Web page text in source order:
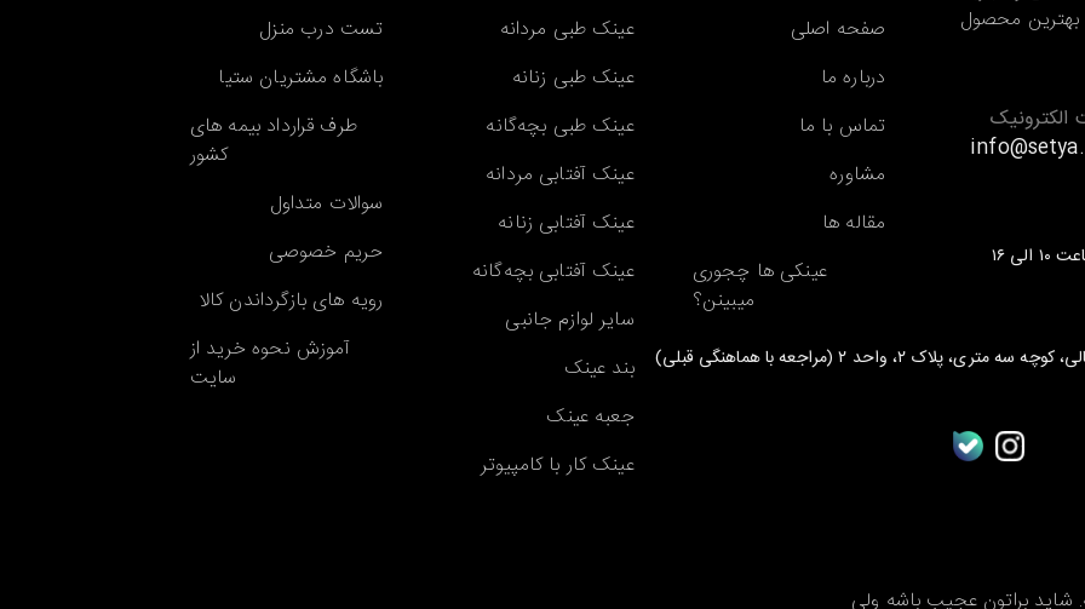
بهترین محصول
واحد ۲ (مراجعه با هماهنگی قبلی)
صفحه اصلی
درباره ما
تماس با ما
مشاوره
مقاله ها
عینکی ها چجوری
میبینن؟
عینک طبی مردانه
عینک طبی زنانه
عینک طبی بچه‌گانه
عینک آفتابی مردانه
عینک آفتابی زنانه
عینک آفتابی بچه‌گانه
سایر لوازم جانبی
بند عینک
جعبه عینک
عینک کار با کامپیوتر
تست درب منزل
باشگاه مشتریان ستیا
طرف قرارداد بیمه های
کشور
سوالات متداول
حریم خصوصی
رویه های بازگرداندن کالا
آموزش نحوه خرید از
سایت